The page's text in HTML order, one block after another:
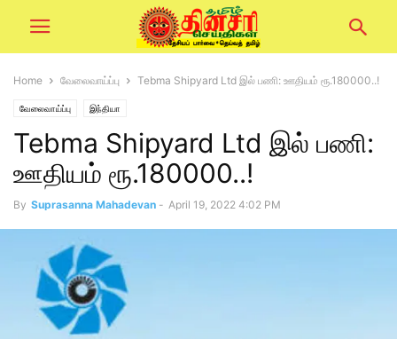
Home வேலைவாய்ப்பு Tebma Shipyard Ltd இல் பணி: ஊதியம் ரூ.180000..!
வேலைவாய்ப்பு இந்தியா
Tebma Shipyard Ltd இல் பணி:
ஊதியம் ரூ.180000..!
By Suprasanna Mahadevan - April 19, 2022 4:02 PM